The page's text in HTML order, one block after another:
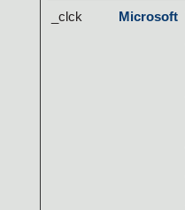
_clck Microsoft